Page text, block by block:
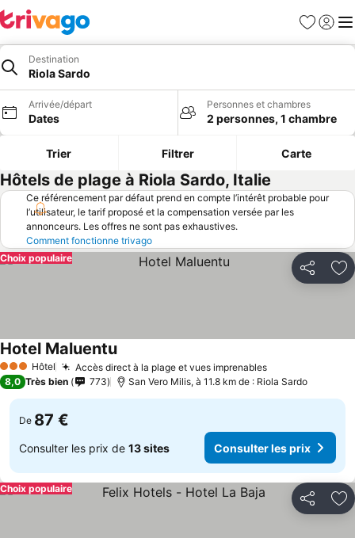
Favoris
Se
Destination
Riola Sardo
Arrivée/départ
Dates
Personnes et chambres
2 personnes, 1 chambre
Trier Filtrer Carte
Hôtels de plage à Riola Sardo, Italie
Ce référencement par défaut prend en compte l’intérêt probable pour
l’utilisateur, le tarif proposé et la compensation versée par les
annonceurs. Les offres ne sont pas exhaustives.
Comment fonctionne trivago
Partager
Choix populaire
3 ÉtoilesHôtel Accès direct à la plage et vues imprenables
Hotel Maluentu
8,0 Très bien 773 San Vero Milis, à 11.8 km de : Riola Sardo
De 87 €
Consulter les prix de 13 sites Consulter les prix
Partager
Choix populaire